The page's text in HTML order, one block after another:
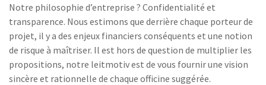
Notre philosophie d’entreprise ? Confidentialité et
transparence. Nous estimons que derrière chaque porteur de
projet, il y a des enjeux financiers conséquents et une notion
de risque à maîtriser. Il est hors de question de multiplier les
propositions, notre leitmotiv est de vous fournir une vision
sincère et rationnelle de chaque officine suggérée.